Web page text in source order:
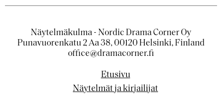
Näytelmäkulma - Nordic Drama Corner Oy
Punavuorenkatu 2 Aa 38, 00120 Helsinki, Finland
office@dramacorner.fi
Etusivu
Näytelmät ja kirjailijat